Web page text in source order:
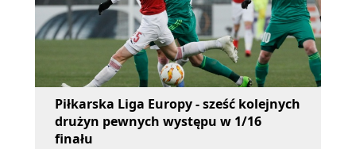
Piłkarska Liga Europy - sześć kolejnych
drużyn pewnych występu w 1/16
finału